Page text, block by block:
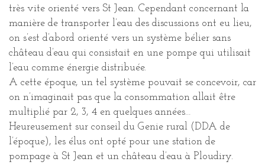
très vite orienté vers St Jean. Cependant concernant la
manière de transporter l’eau des discussions ont eu lieu,
on s’est d’abord orienté vers un système bélier sans
château d’eau qui consistait en une pompe qui utilisait
l’eau comme énergie distribuée.
A cette époque, un tel système pouvait se concevoir, car
on n’imaginait pas que la consommation allait être
multiplié par 2, 3, 4 en quelques années…
Heureusement sur conseil du Genie rural (DDA de
l’époque), les élus ont opté pour une station de
pompage à St Jean et un château d’eau à Ploudiry.